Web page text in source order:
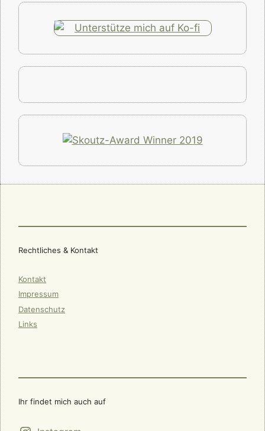
Rechtliches & Kontakt
Kontakt
Impressum
Datenschutz
Links
Ihr findet mich auch auf